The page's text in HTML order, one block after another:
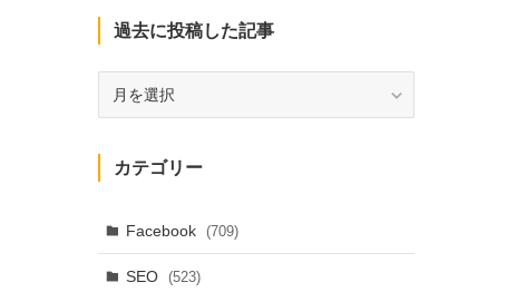
過去に投稿した記事
投
稿
た
記
事
カテゴリー
Facebook (709)
SEO (523)